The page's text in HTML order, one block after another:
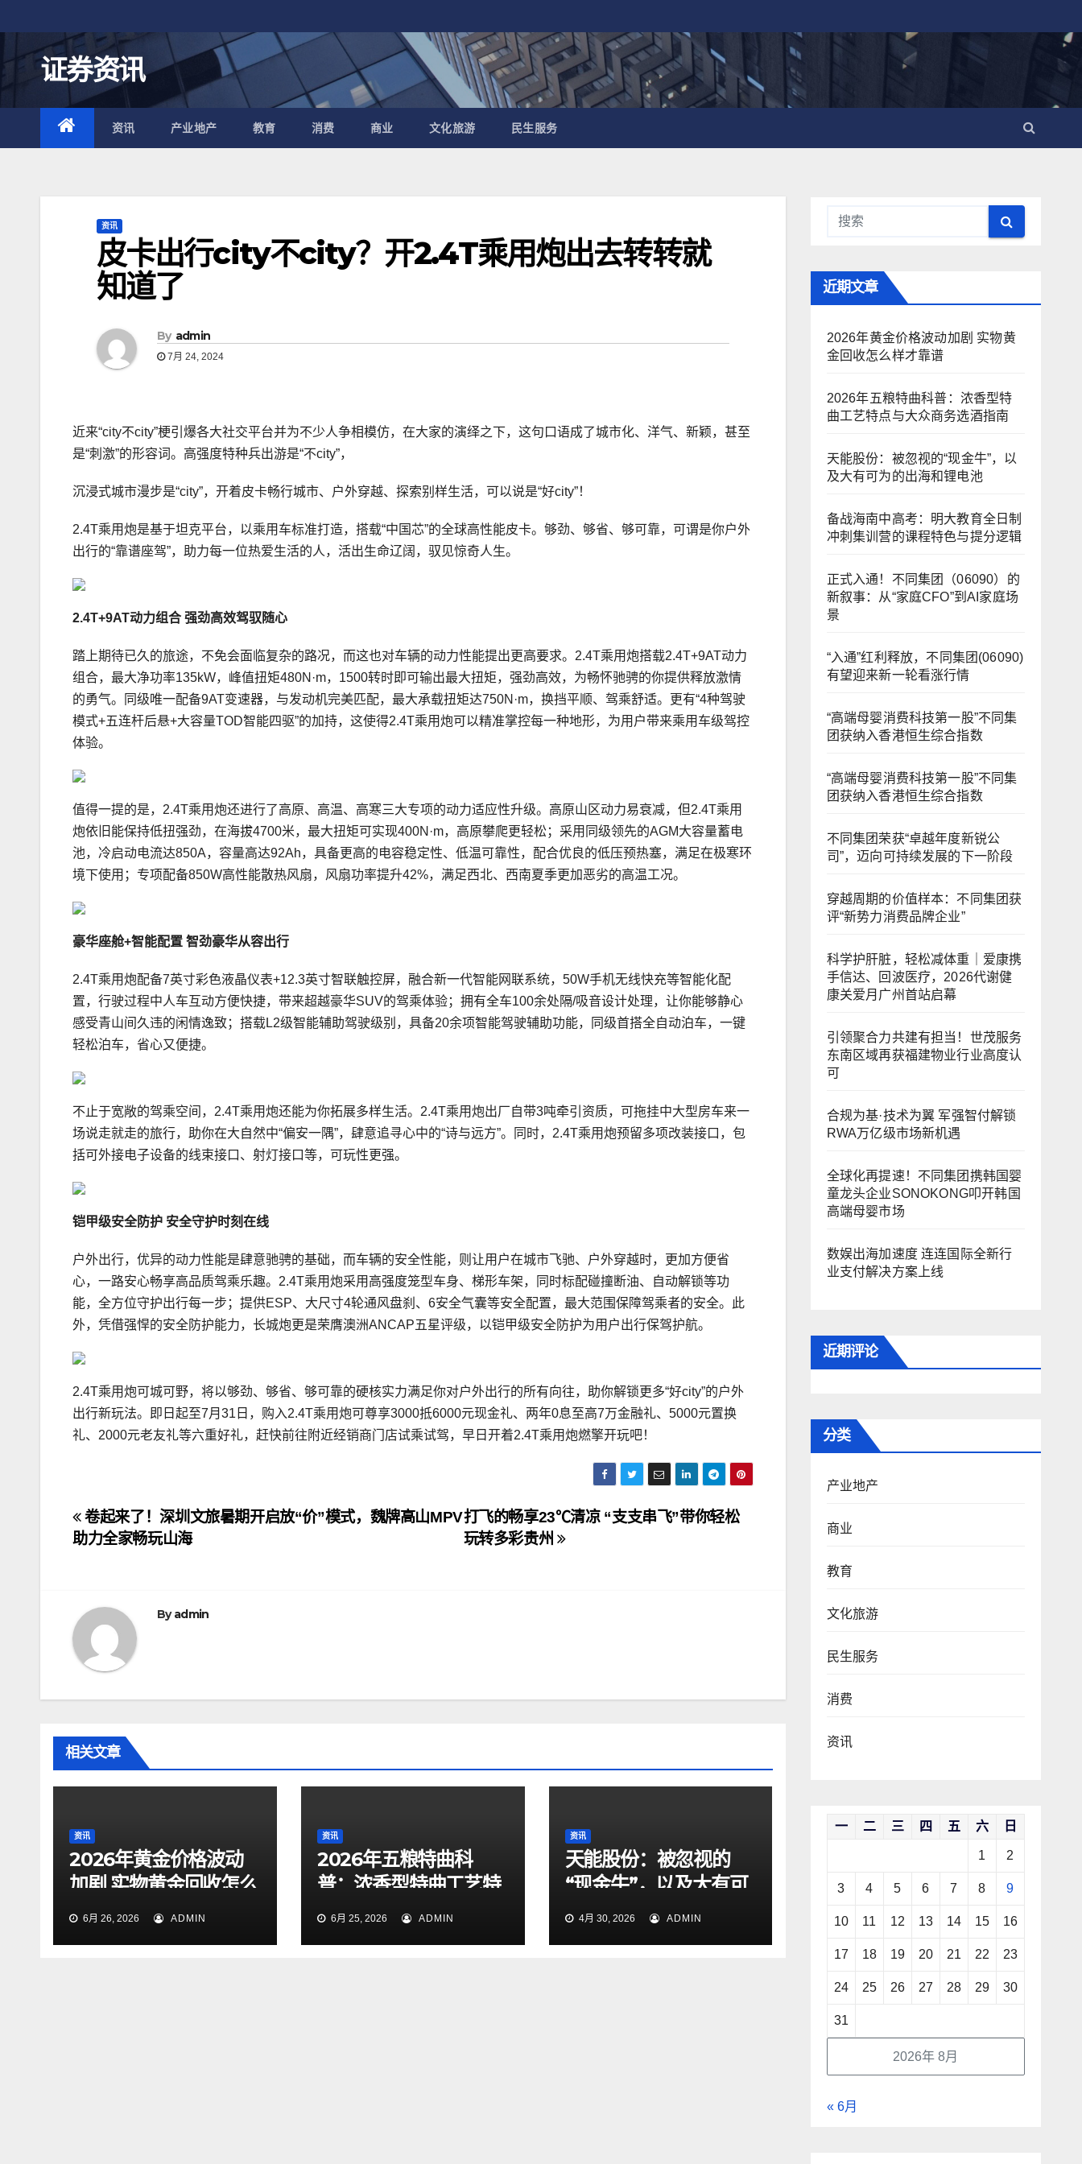
至
内
容
证券资讯
资讯 产业地产 教育 消费 商业 文化旅游 民生服务
资讯
皮卡出行city不city？开2.4T乘用炮出去转转就
知道了
By admin
7月 24, 2024
近来“city不city”梗引爆各大社交平台并为不少人争相模仿，在大家的演绎之下，这句口语成了城市化、洋气、新颖，甚至
是“刺激”的形容词。高强度特种兵出游是“不city”，
沉浸式城市漫步是“city”，开着皮卡畅行城市、户外穿越、探索别样生活，可以说是“好city”！
2.4T乘用炮是基于坦克平台，以乘用车标准打造，搭载“中国芯”的全球高性能皮卡。够劲、够省、够可靠，可谓是你户外
出行的“靠谱座驾”，助力每一位热爱生活的人，活出生命辽阔，驭见惊奇人生。
2.4T+9AT动力组合 强劲高效驾驭随心
踏上期待已久的旅途，不免会面临复杂的路况，而这也对车辆的动力性能提出更高要求。2.4T乘用炮搭载2.4T+9AT动力
组合，最大净功率135kW，峰值扭矩480N·m，1500转时即可输出最大扭矩，强劲高效，为畅怀驰骋的你提供释放激情
的勇气。同级唯一配备9AT变速器，与发动机完美匹配，最大承载扭矩达750N·m，换挡平顺、驾乘舒适。更有“4种驾驶
模式+五连杆后悬+大容量TOD智能四驱”的加持，这使得2.4T乘用炮可以精准掌控每一种地形，为用户带来乘用车级驾控
体验。
值得一提的是，2.4T乘用炮还进行了高原、高温、高寒三大专项的动力适应性升级。高原山区动力易衰减，但2.4T乘用
炮依旧能保持低扭强劲，在海拔4700米，最大扭矩可实现400N·m，高原攀爬更轻松；采用同级领先的AGM大容量蓄电
池，冷启动电流达850A，容量高达92Ah，具备更高的电容稳定性、低温可靠性，配合优良的低压预热塞，满足在极寒环
境下使用；专项配备850W高性能散热风扇，风扇功率提升42%，满足西北、西南夏季更加恶劣的高温工况。
豪华座舱+智能配置 智劲豪华从容出行
2.4T乘用炮配备7英寸彩色液晶仪表+12.3英寸智联触控屏，融合新一代智能网联系统，50W手机无线快充等智能化配
置，行驶过程中人车互动方便快捷，带来超越豪华SUV的驾乘体验；拥有全车100余处隔/吸音设计处理，让你能够静心
感受青山间久违的闲情逸致；搭载L2级智能辅助驾驶级别，具备20余项智能驾驶辅助功能，同级首搭全自动泊车，一键
轻松泊车，省心又便捷。
不止于宽敞的驾乘空间，2.4T乘用炮还能为你拓展多样生活。2.4T乘用炮出厂自带3吨牵引资质，可拖挂中大型房车来一
场说走就走的旅行，助你在大自然中“偏安一隅”，肆意追寻心中的“诗与远方”。同时，2.4T乘用炮预留多项改装接口，包
括可外接电子设备的线束接口、射灯接口等，可玩性更强。
铠甲级安全防护 安全守护时刻在线
户外出行，优异的动力性能是肆意驰骋的基础，而车辆的安全性能，则让用户在城市飞驰、户外穿越时，更加方便省
心，一路安心畅享高品质驾乘乐趣。2.4T乘用炮采用高强度笼型车身、梯形车架，同时标配碰撞断油、自动解锁等功
能，全方位守护出行每一步；提供ESP、大尺寸4轮通风盘刹、6安全气囊等安全配置，最大范围保障驾乘者的安全。此
外，凭借强悍的安全防护能力，长城炮更是荣膺澳洲ANCAP五星评级，以铠甲级安全防护为用户出行保驾护航。
2.4T乘用炮可城可野，将以够劲、够省、够可靠的硬核实力满足你对户外出行的所有向往，助你解锁更多“好city”的户外
出行新玩法。即日起至7月31日，购入2.4T乘用炮可尊享3000抵6000元现金礼、两年0息至高7万金融礼、5000元置换
礼、2000元老友礼等六重好礼，赶快前往附近经销商门店试乘试驾，早日开着2.4T乘用炮燃擎开玩吧！
文
章
航
打飞的畅享23℃清凉 “支支串飞”带你轻松
玩转多彩贵州
卷起来了！深圳文旅暑期开启放“价”模式，魏牌高山MPV
助力全家畅玩山海
Byadmin
相关文章
资讯
2026年黄金价格波动
加剧 实物黄金回收怎么
样才靠谱
6月 26, 2026 ADMIN
资讯
2026年五粮特曲科
普：浓香型特曲工艺特
点与大众商务选酒指南
6月 25, 2026 ADMIN
资讯
天能股份：被忽视的
“现金牛”，以及大有可
为的出海和锂电池
4月 30, 2026 ADMIN
近期文章
2026年黄金价格波动加剧 实物黄
金回收怎么样才靠谱
2026年五粮特曲科普：浓香型特
曲工艺特点与大众商务选酒指南
天能股份：被忽视的“现金牛”，以
及大有可为的出海和锂电池
备战海南中高考：明大教育全日制
冲刺集训营的课程特色与提分逻辑
正式入通！不同集团（06090）的
新叙事：从“家庭CFO”到AI家庭场
景
“入通”红利释放，不同集团(06090)
有望迎来新一轮看涨行情
“高端母婴消费科技第一股”不同集
团获纳入香港恒生综合指数
“高端母婴消费科技第一股”不同集
团获纳入香港恒生综合指数
不同集团荣获“卓越年度新锐公
司”，迈向可持续发展的下一阶段
穿越周期的价值样本：不同集团获
评“新势力消费品牌企业”
科学护肝脏，轻松减体重｜爱康携
手信达、回波医疗，2026代谢健
康关爱月广州首站启幕
引领聚合力共建有担当！世茂服务
东南区域再获福建物业行业高度认
可
合规为基·技术为翼 军强智付解锁
RWA万亿级市场新机遇
全球化再提速！不同集团携韩国婴
童龙头企业SONOKONG叩开韩国
高端母婴市场
数娱出海加速度 连连国际全新行
业支付解决方案上线
近期评论
分类
产业地产
商业
教育
文化旅游
民生服务
消费
资讯
2026年 8月
一 二 三 四 五 六 日
1 2
3 4 5 6 7 8 9
10 11 12 13 14 15 16
17 18 19 20 21 22 23
24 25 26 27 28 29 30
31
« 6月